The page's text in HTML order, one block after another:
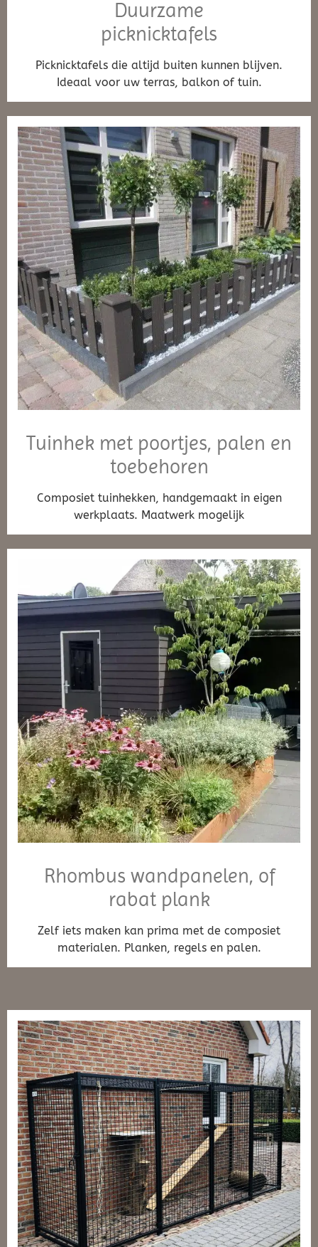
Duurzame
picknicktafels
Picknicktafels die altijd buiten kunnen blijven.
Ideaal voor uw terras, balkon of tuin.
Tuinhek met poortjes, palen en
toebehoren
Composiet tuinhekken, handgemaakt in eigen
werkplaats. Maatwerk mogelijk
Rhombus wandpanelen, of
rabat plank
Zelf iets maken kan prima met de composiet
materialen. Planken, regels en palen.